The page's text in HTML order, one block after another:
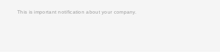
This is important notification about your company.